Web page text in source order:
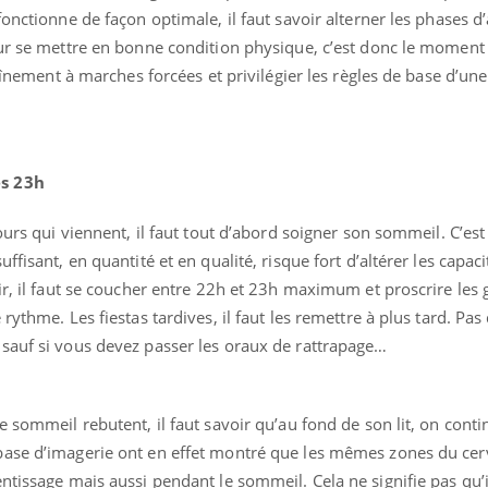
de façon optimale, il faut savoir alterner les phases
se mettre en bonne condition physique, c’est donc le
à marches forcées et privilégier les règles de base
23h
qui viennent, il faut tout d’abord soigner son sommeil. C’est
en quantité et en qualité, risque fort d’altérer les
il faut se coucher entre 22h et 23h maximum et proscrire les
Les fiestas tardives, il faut les remettre à plus tard. Pas
si vous devez passer les oraux de rattrapage…
sommeil rebutent, il faut savoir qu’au fond de son lit, on
d’imagerie ont en effet montré que les mêmes zones du
mais aussi pendant le sommeil. Cela ne signifie pas
Hantavirus : un cas
détecté chez un touriste
en France
rapport s’interroge sur
son taux élevé en France
écrans
sur nos